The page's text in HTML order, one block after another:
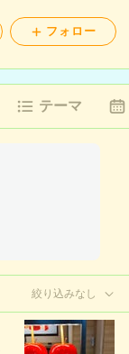
フォロー
テーマ
絞り込みなし